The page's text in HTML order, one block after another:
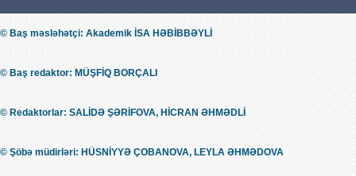
© Baş məsləhətçi: Akademik İSA HƏBİBBƏYLİ
© Baş redaktor: MÜŞFİQ BORÇALI
© Redaktorlar: SALİDƏ ŞƏRİFOVA, HİCRAN ƏHMƏDLİ
© Şöbə müdirləri: HÜSNİYYƏ ÇOBANOVA, LEYLA ƏHMƏDOVA